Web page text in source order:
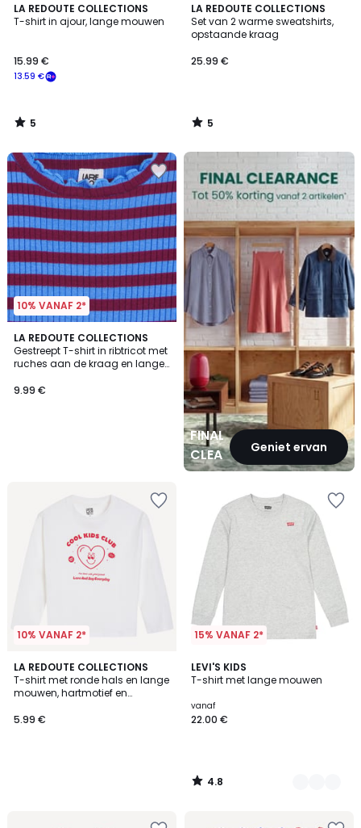
LA REDOUTE COLLECTIONS
T-shirt in ajour, lange mouwen
13.59 €
15.99 €
5
/
5
/
LA REDOUTE COLLECTIONS
Set van 2 warme sweatshirts,
opstaande kraag
25.99 €
5
/
5
5
/
10% VANAF 2*
LA REDOUTE COLLECTIONS
Gestreept T-shirt in ribtricot met
ruches aan de kraag en lange
9.99 €
FINAL
CLEARANCEGeniet ervan
FINAL
CLEARANCE
10% VANAF 2*
LA REDOUTE COLLECTIONS
T-shirt met ronde hals en lange
mouwen, hartmotief en
5.99 €
15% VANAF 2*
LEVI'S KIDS
T-shirt met lange mouwen
vanaf
22.00 €
4.8
/ 5
4
Kleuren
4.8
/